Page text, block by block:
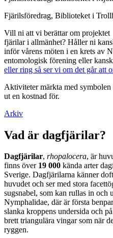
Fjärilsföredrag, Biblioteket i
Vill ni att vi berättar om
fjärilar i allmänhet? Håller ni
inför vårens möten i en krets av
entomologisk förening eller
eller ring så ser vi om det går att
Aktiviteter märkta med symbolen
ut en kostnad för.
Arkiv
Vad är dagfjärilar?
Dagfjärilar, rhopalocera, är
finns över 19 000 kända arter
Sverige. Dagfjärilarna känner
huvudet och ser med stora
sugsnabel, som kan rullas in och
Nymphalidae, där är första
slanka kroppens undersida och
brett triangulära vingar som när
ryggen.